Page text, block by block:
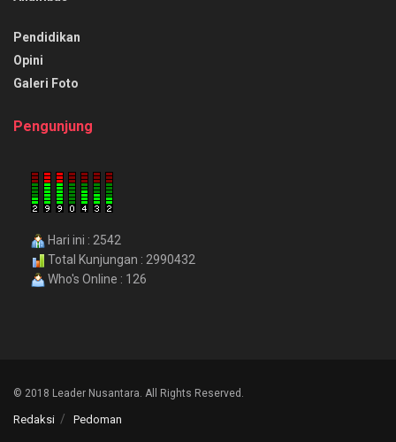
Pendidikan
Opini
Galeri Foto
Pengunjung
Hari ini : 2542
Total Kunjungan : 2990432
Who's Online : 126
© 2018 Leader Nusantara. All Rights Reserved.
Redaksi Pedoman